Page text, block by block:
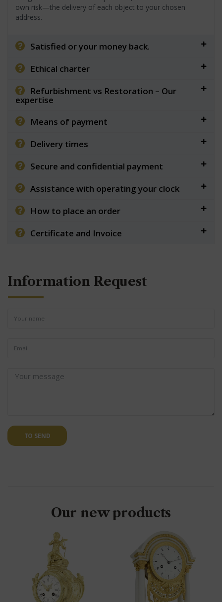
own risk—the delivery of each object to your chosen
address.
Satisfied or your money back.
Ethical charter
Refurbishment vs Restoration – Our
expertise
Means of payment
Delivery times
Secure and confidential payment
Assistance with operating your clock
How to place an order
Certificate and Invoice
Information Request
TO SEND
Our new products